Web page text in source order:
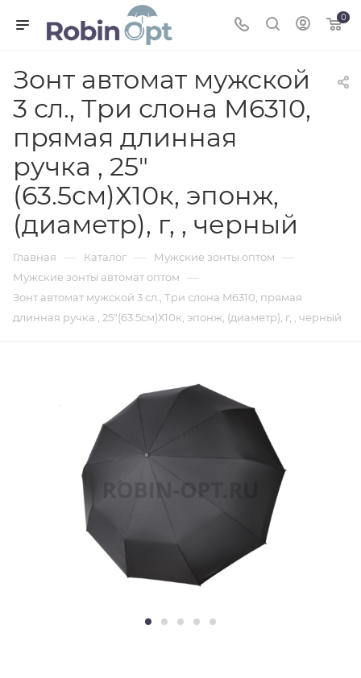
0
Зонт автомат мужской
3 сл., Три слона M6310,
прямая длинная
ручка , 25"
(63.5см)Х10к, эпонж,
(диаметр), г, , черный
Главная — Каталог — Мужские зонты оптом —
Мужские зонты автомат оптом —
Зонт автомат мужской 3 сл., Три слона M6310, прямая
длинная ручка , 25"(63.5см)Х10к, эпонж, (диаметр), г, , черный